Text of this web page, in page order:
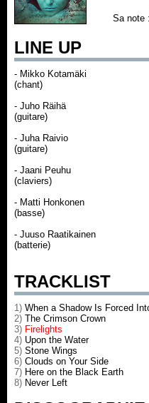
Sa note :
LINE UP
- Mikko Kotamäki
(chant)
- Juho Räihä
(guitare)
- Juha Raivio
(guitare)
- Jaani Peuhu
(claviers)
- Matti Honkonen
(basse)
- Juuso Raatikainen
(batterie)
TRACKLIST
1) When a Shadow Is Forced
2) The Crimson Crown
3) Firelights
4) Upon the Water
5) Stone Wings
6) Clouds on Your Side
7) Here on the Black Earth
8) Never Left